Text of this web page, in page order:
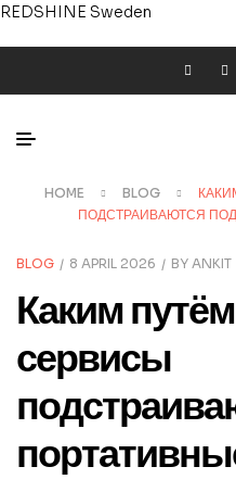
REDSHINE Sweden
HOME BLOG
ПОДСТРАИВАЮТСЯ
BLOG 8 APRIL 2026 BY ANKIT
Каким
сервисы